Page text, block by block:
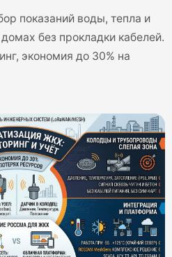
показаний воды, тепла и
без прокладки кабелей.
экономия до 30% на